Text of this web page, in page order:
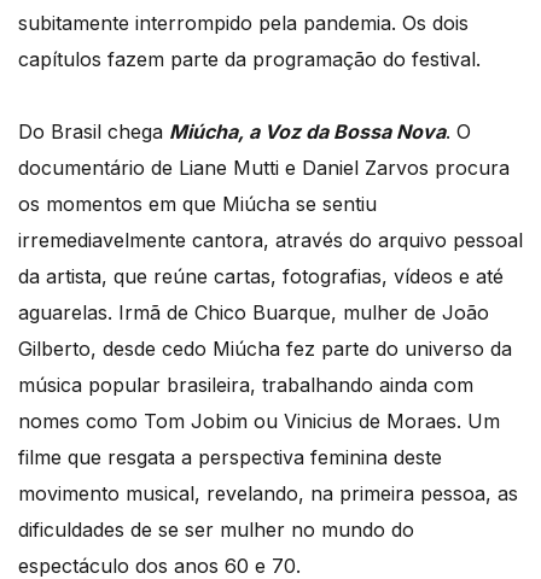
subitamente interrompido pela pandemia. Os dois
capítulos fazem parte da programação do festival.
Do Brasil chega Miúcha, a Voz da Bossa Nova. O
documentário de Liane Mutti e Daniel Zarvos procura
os momentos em que Miúcha se sentiu
irremediavelmente cantora, através do arquivo pessoal
da artista, que reúne cartas, fotografias, vídeos e até
aguarelas. Irmã de Chico Buarque, mulher de João
Gilberto, desde cedo Miúcha fez parte do universo da
música popular brasileira, trabalhando ainda com
nomes como Tom Jobim ou Vinicius de Moraes. Um
filme que resgata a perspectiva feminina deste
movimento musical, revelando, na primeira pessoa, as
dificuldades de se ser mulher no mundo do
espectáculo dos anos 60 e 70.